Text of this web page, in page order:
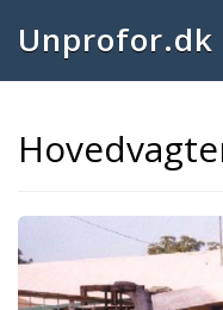
Unprofor.dk
Previous